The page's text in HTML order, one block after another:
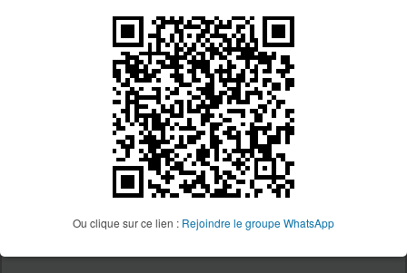
Ou clique sur ce lien : Rejoindre le groupe WhatsApp